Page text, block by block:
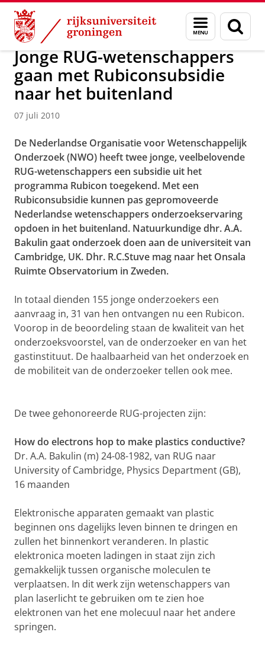
Skip
Content
Skip
Navigation
Menu
en
zoeken
Over ons Faculty of Science and Engineering Nieuws
Jonge RUG-wetenschappers
gaan met Rubiconsubsidie
naar het buitenland
07 juli 2010
De Nederlandse Organisatie voor Wetenschappelijk
Onderzoek (NWO) heeft twee jonge, veelbelovende
RUG-wetenschappers een subsidie uit het
programma Rubicon toegekend. Met een
Rubiconsubsidie kunnen pas gepromoveerde
Nederlandse wetenschappers onderzoekservaring
opdoen in het buitenland. Natuurkundige dhr. A.A.
Bakulin gaat onderzoek doen aan de universiteit van
Cambridge, UK. Dhr. R.C.Stuve mag naar het Onsala
Ruimte Observatorium in Zweden.
In totaal dienden 155 jonge onderzoekers een
aanvraag in, 31 van hen ontvangen nu een Rubicon.
Voorop in de beoordeling staan de kwaliteit van het
onderzoeksvoorstel, van de onderzoeker en van het
gastinstituut. De haalbaarheid van het onderzoek en
de mobiliteit van de onderzoeker tellen ook mee.
De twee gehonoreerde RUG-projecten zijn:
How do electrons hop to make plastics conductive?
Dr. A.A. Bakulin (m) 24-08-1982, van RUG naar
University of Cambridge, Physics Department (GB),
16 maanden
Elektronische apparaten gemaakt van plastic
beginnen ons dagelijks leven binnen te dringen en
zullen het binnenkort veranderen. In plastic
elektronica moeten ladingen in staat zijn zich
gemakkelijk tussen organische moleculen te
verplaatsen. In dit werk zijn wetenschappers van
plan laserlicht te gebruiken om te zien hoe
elektronen van het ene molecuul naar het andere
springen.